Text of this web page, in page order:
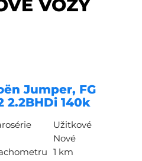
VOZY
Jumper, FG
2.2BHDi 140k
Užitkové
Nové
1 km